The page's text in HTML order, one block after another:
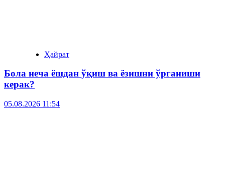
Ҳайрат
Бола неча ёшдан ўқиш ва ёзишни ўрганиши
керак?
05.08.2026 11:54